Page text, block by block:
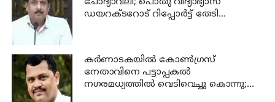
ഡയറക്ടറോട് റിപ്പോര്‍ട്ട് തേടി
കര്‍ണാടകയില്‍ കോണ്‍ഗ്രസ്
നേതാവിനെ പട്ടാപ്പകല്‍
നഗരമധ്യത്തില്‍ വെടിവെച്ചു കൊന്നു;